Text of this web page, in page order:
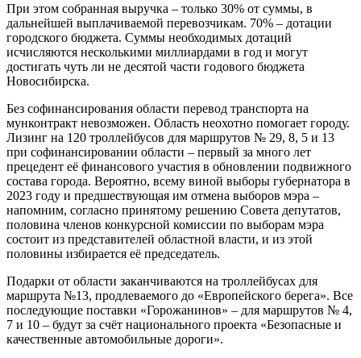
При этом собранная выручка – только 30% от суммы, в
дальнейшей выплачиваемой перевозчикам. 70% – дотации
городского бюджета. Суммы необходимых дотаций
исчисляются несколькими миллиардами в год и могут
достигать чуть ли не десятой части годового бюджета
Новосибирска.
Без софинансирования области перевод транспорта на
мунконтракт невозможен. Область неохотно помогает городу.
Лизинг на 120 троллейбусов для маршрутов № 29, 8, 5 и 13
при софинансировании области – первый за много лет
прецедент её финансового участия в обновлении подвижного
состава города. Вероятно, всему виной выборы губернатора в
2023 году и предшествующая им отмена выборов мэра –
напомним, согласно принятому решению Совета депутатов,
половина членов конкурсной комиссии по выборам мэра
состоит из представителей областной власти, и из этой
половины избирается её председатель.
Подарки от области заканчиваются на троллейбусах для
маршрута №13, продлеваемого до «Европейского берега». Все
последующие поставки «Горожанинов» – для маршрутов № 4,
7 и 10 – будут за счёт национального проекта «Безопасные и
качественные автомобильные дороги».